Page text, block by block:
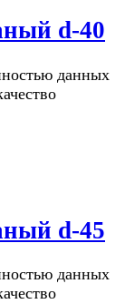
d-40
данных
d-45
данных